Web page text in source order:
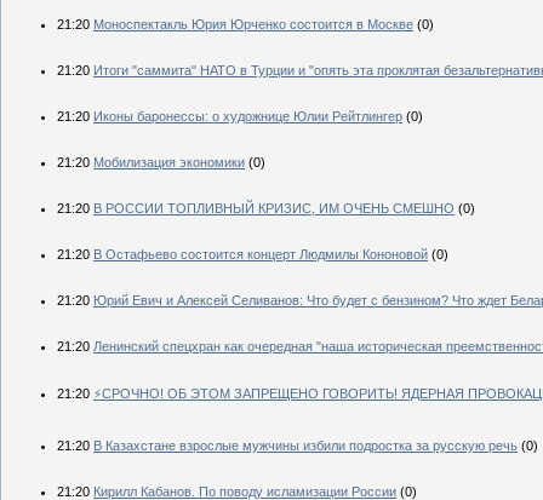
21:20 Моноспектакль Юрия Юрченко состоится в Москве (0)
21:20 Итоги "саммита" НАТО в Турции и "опять эта проклятая
21:20 Иконы баронессы: о художнице Юлии Рейтлингер (0)
21:20 Мобилизация экономики (0)
21:20 В РОССИИ ТОПЛИВНЫЙ КРИЗИС, ИМ ОЧЕНЬ СМЕШНО (0)
21:20 В Остафьево состоится концерт Людмилы Кононовой (0)
21:20 Юрий Евич и Алексей Селиванов: Что будет с бензином? Что ждет
21:20 Ленинский спецхран как очередная "наша историческая
21:20 ⚡️СРОЧНО! ОБ ЭТОМ ЗАПРЕЩЕНО ГОВОРИТЬ! ЯДЕРНАЯ
21:20 В Казахстане взрослые мужчины избили подростка за русскую речь (0)
21:20 Кирилл Кабанов. По поводу исламизации России (0)